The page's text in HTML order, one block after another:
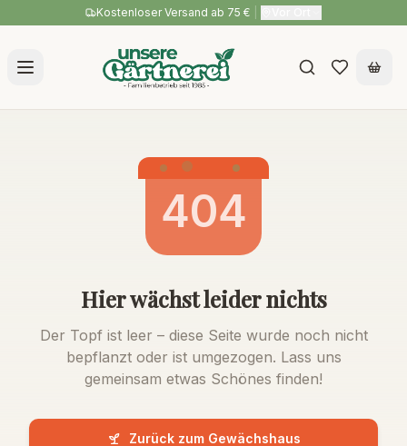
Kostenloser Versand ab 75 €
404
Hier wächst leider nichts
Der Topf ist leer – diese Seite wurde noch nicht
bepflanzt oder ist umgezogen. Lass uns
gemeinsam etwas Schönes finden!
Zurück zum Gewächshaus